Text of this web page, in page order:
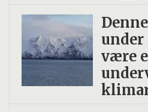
under
være